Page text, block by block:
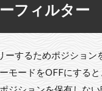
フィルター
ーするためポジション
モードをOFFにする